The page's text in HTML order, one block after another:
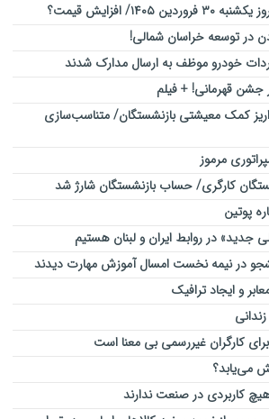
در توسعه خراسان شمالی!
خودرو موظف به ارسال مدارک شدند
جشن قهرمانی! + فیلم
کمک معیشتی بازنشستگان/ متناسب‌سازی
کارگری/ حساب بازنشستگان شارژ شد
پوتین
در روابط ایران و لبنان هستیم
و ایجاد ترافیک
کارگران غیررسمی بی معنا است
می‌یابد؟
کاربردی در صنعت ندارند